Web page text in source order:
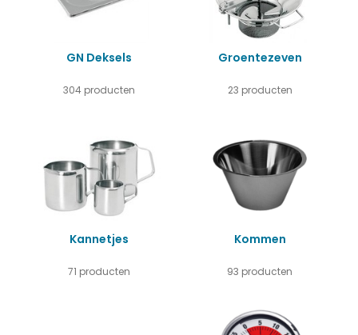
GN Deksels
304 producten
Groentezeven
23 producten
Kannetjes
71 producten
Kommen
93 producten